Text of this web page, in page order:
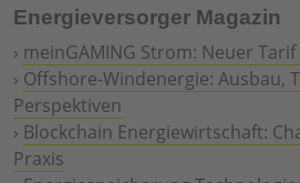
Energieversorger Magazin
› meinGAMING Strom: Neuer
› Offshore-Windenergie: Ausbau,
Perspektiven
› Blockchain Energiewirtschaft:
Praxis